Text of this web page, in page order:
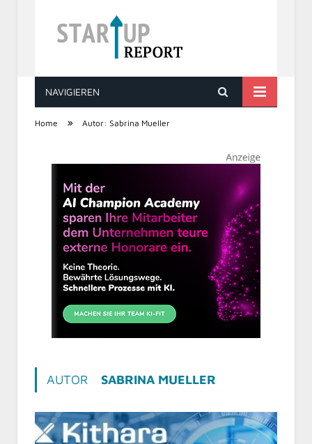
STARTUP REPORT
NAVIGIEREN
Home » Autor: Sabrina Mueller
AUTOR SABRINA MUELLER